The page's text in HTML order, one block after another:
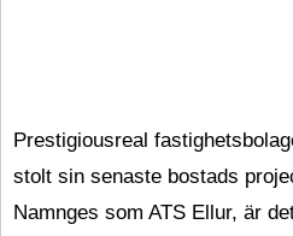
Prestigiousreal
stolt sin senaste bostads
Namnges som ATS Ellur, är